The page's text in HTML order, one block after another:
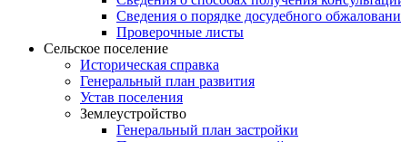
Сведения о порядке досудебного
Проверочные листы
Сельское поселение
Историческая справка
Генеральный план развития
Устав поселения
Землеустройство
Генеральный план застройки